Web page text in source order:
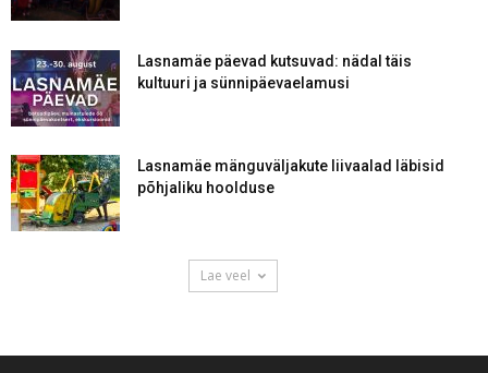
Lasnamäe päevad kutsuvad: nädal täis
kultuuri ja sünnipäevaelamusi
Lasnamäe mänguväljakute liivaalad läbisid
põhjaliku hoolduse
Lae veel